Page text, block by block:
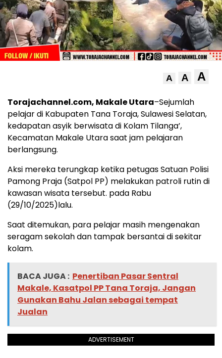
A A A
Torajachannel.com, Makale Utara–Sejumlah
pelajar di Kabupaten Tana Toraja, Sulawesi Selatan,
kedapatan asyik berwisata di Kolam Tilanga’,
Kecamatan Makale Utara saat jam pelajaran
berlangsung.
Aksi mereka terungkap ketika petugas Satuan Polisi
Pamong Praja (Satpol PP) melakukan patroli rutin di
kawasan wisata tersebut. pada Rabu
(29/10/2025)lalu.
Saat ditemukan, para pelajar masih mengenakan
seragam sekolah dan tampak bersantai di sekitar
kolam.
BACA JUGA : Penertiban Pasar Sentral
Makale, Kasatpol PP Tana Toraja, Jangan
Gunakan Bahu Jalan sebagai tempat
Jualan
ADVERTISEMENT